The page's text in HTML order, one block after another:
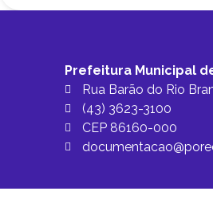
Prefeitura Municipal
Rua Barão do Rio
(43) 3623-3100
CEP 86160-000